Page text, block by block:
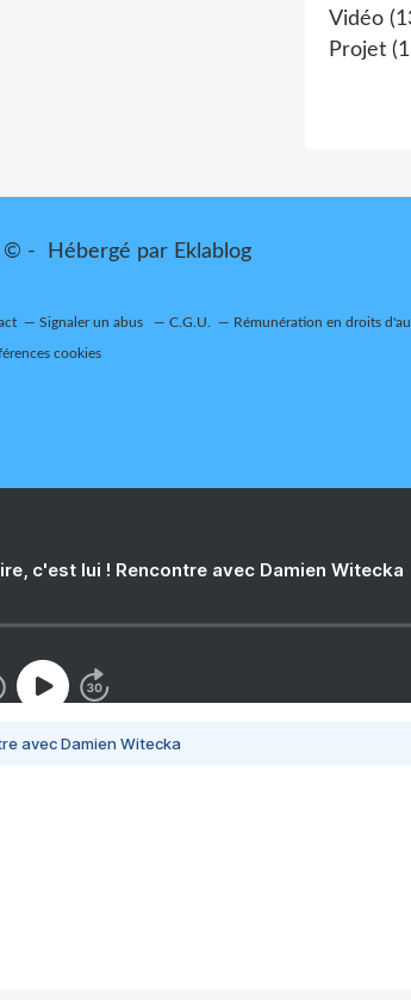
Vidéo
Projet
© - Hébergé par Eklablog
Signaler un abus C.G.U. Rémunération en droits
cookies
c'est lui ! Rencontre avec Damien Witecka
avec Damien Witecka